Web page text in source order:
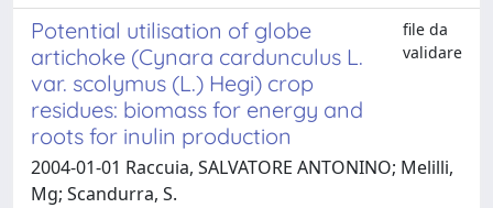
Potential utilisation of globe
artichoke (Cynara cardunculus L.
var. scolymus (L.) Hegi) crop
residues: biomass for energy and
roots for inulin production
file da
validare
2004-01-01 Raccuia, SALVATORE ANTONINO; Melilli,
Mg; Scandurra, S.